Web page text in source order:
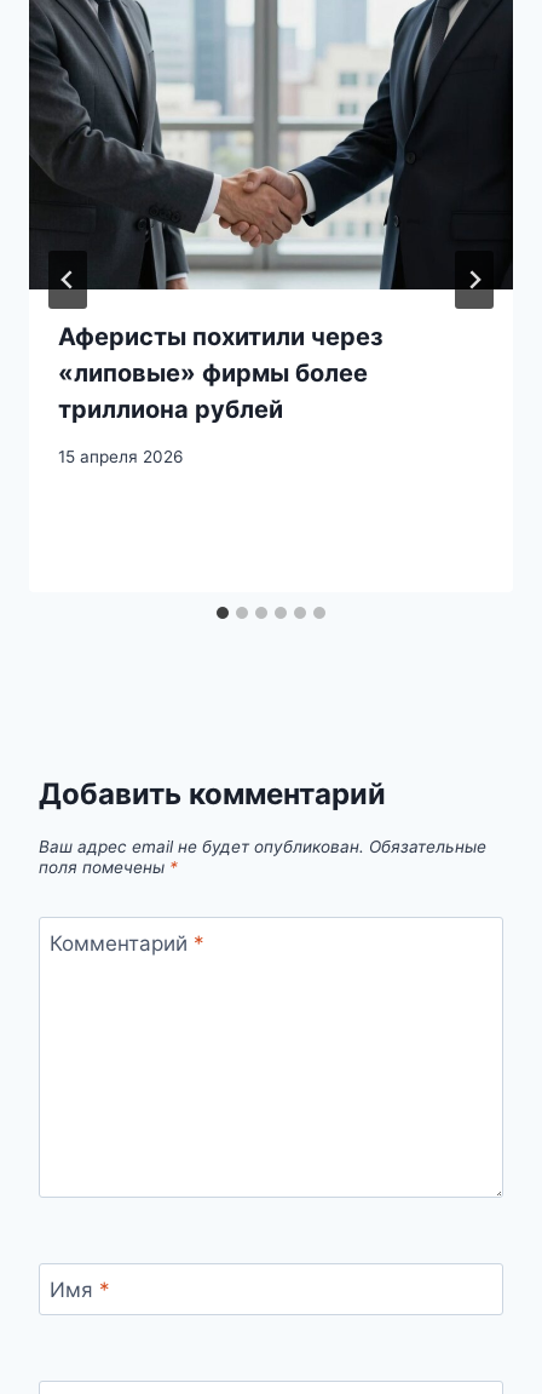
Аферисты похитили через
«липовые» фирмы более
триллиона рублей
15 апреля 2026
Добавить комментарий
Ваш адрес email не будет опубликован. Обязательные
поля помечены *
Комментарий *
Имя *